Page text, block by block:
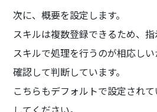
次に、概要を設定します。
スキルは複数登録できるため、
スキルで処理を行うのが相応し
確認して判断しています。
こちらもデフォルトで設定され